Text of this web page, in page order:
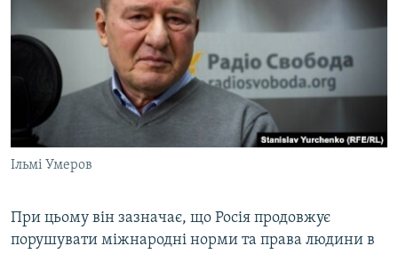
Ільмі Умеров
При цьому він зазначає, що Росія продовжує
порушувати міжнародні норми та права людини в